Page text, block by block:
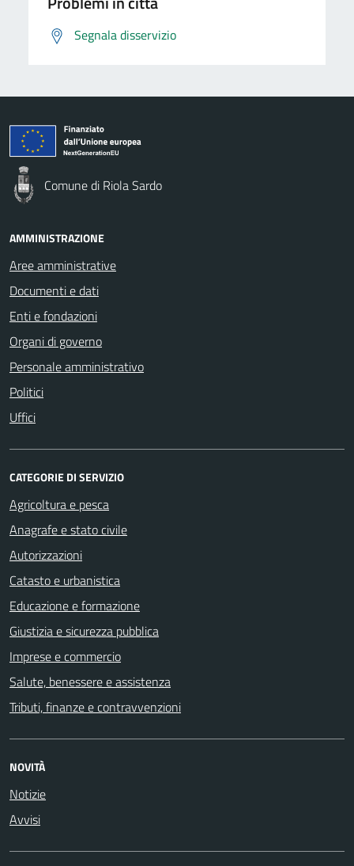
Segnala disservizio
Comune di Riola Sardo
AMMINISTRAZIONE
Aree amministrative
Documenti e dati
Enti e fondazioni
Organi di governo
Personale amministrativo
Politici
Uffici
CATEGORIE DI SERVIZIO
Agricoltura e pesca
Anagrafe e stato civile
Autorizzazioni
Catasto e urbanistica
Educazione e formazione
Giustizia e sicurezza pubblica
Imprese e commercio
Salute, benessere e assistenza
Tributi, finanze e contravvenzioni
NOVITÀ
Notizie
Avvisi